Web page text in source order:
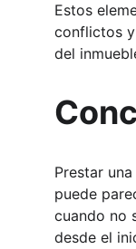
Estos
conflictos
del
Prestar
puede
cuando no
desde el